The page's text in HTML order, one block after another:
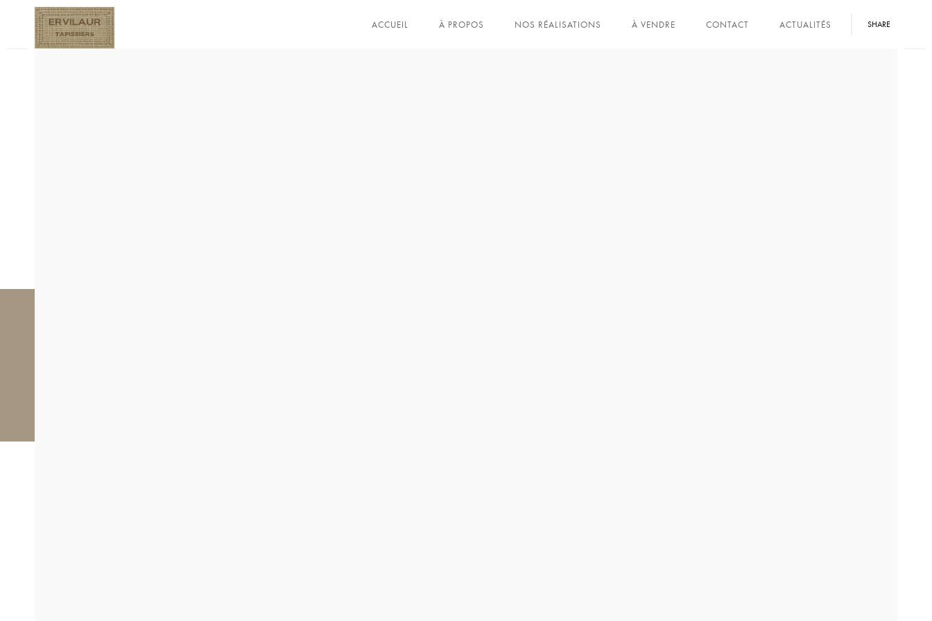
SHARE
ACCUEIL À PROPOS NOS RÉALISATIONS À VENDRE CONTACT ACTUALITÉS